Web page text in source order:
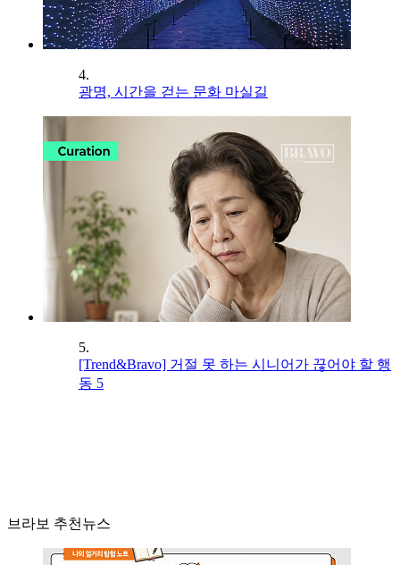
4.
광명, 시간을 걷는 문화 마실길
5.
[Trend&Bravo] 거절 못 하는 시니어가 끊어야 할 행
동 5
브라보 추천뉴스